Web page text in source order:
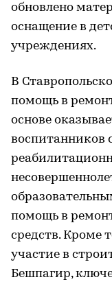
обновлено
оснащение в
учреждениях.
В
помощь в
основе
воспитанников
помощь в
средств. Кроме
участие в
Бешпагир,